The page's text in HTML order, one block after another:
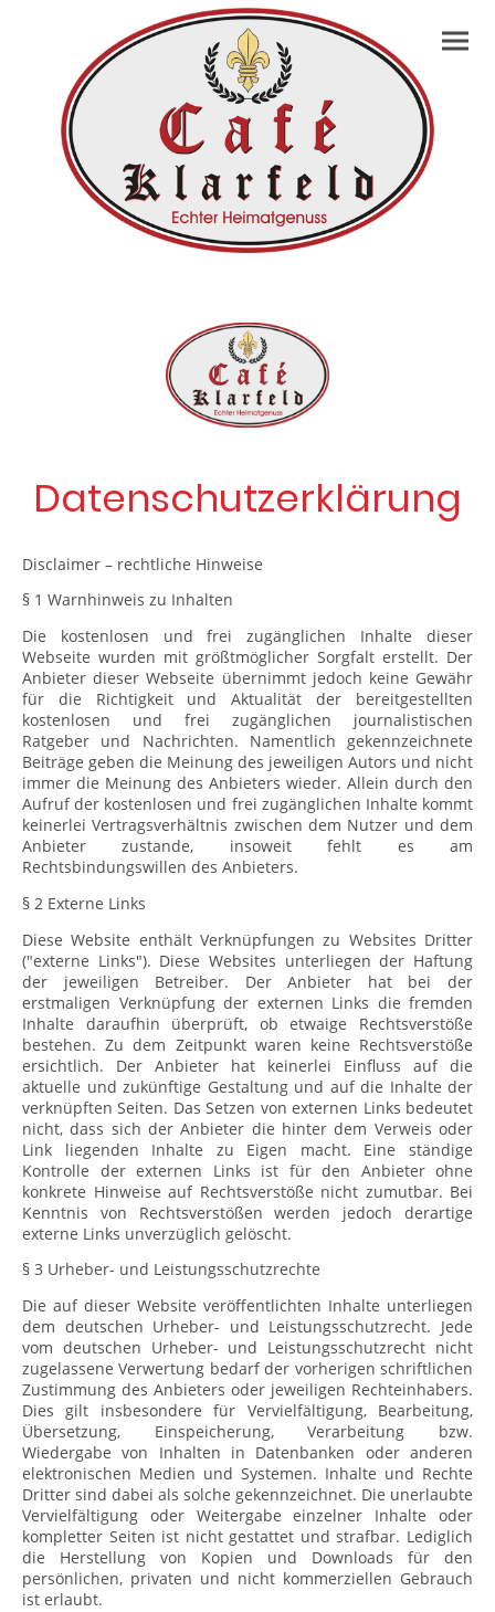
Datenschutzerklärung
Disclaimer – rechtliche Hinweise
§ 1 Warnhinweis zu Inhalten
Die kostenlosen und frei zugänglichen Inhalte dieser
Webseite wurden mit größtmöglicher Sorgfalt erstellt. Der
Anbieter dieser Webseite übernimmt jedoch keine Gewähr
für die Richtigkeit und Aktualität der bereitgestellten
kostenlosen und frei zugänglichen journalistischen
Ratgeber und Nachrichten. Namentlich gekennzeichnete
Beiträge geben die Meinung des jeweiligen Autors und nicht
immer die Meinung des Anbieters wieder. Allein durch den
Aufruf der kostenlosen und frei zugänglichen Inhalte kommt
keinerlei Vertragsverhältnis zwischen dem Nutzer und dem
Anbieter zustande, insoweit fehlt es am
Rechtsbindungswillen des Anbieters.
§ 2 Externe Links
Diese Website enthält Verknüpfungen zu Websites Dritter
("externe Links"). Diese Websites unterliegen der Haftung
der jeweiligen Betreiber. Der Anbieter hat bei der
erstmaligen Verknüpfung der externen Links die fremden
Inhalte daraufhin überprüft, ob etwaige Rechtsverstöße
bestehen. Zu dem Zeitpunkt waren keine Rechtsverstöße
ersichtlich. Der Anbieter hat keinerlei Einfluss auf die
aktuelle und zukünftige Gestaltung und auf die Inhalte der
verknüpften Seiten. Das Setzen von externen Links bedeutet
nicht, dass sich der Anbieter die hinter dem Verweis oder
Link liegenden Inhalte zu Eigen macht. Eine ständige
Kontrolle der externen Links ist für den Anbieter ohne
konkrete Hinweise auf Rechtsverstöße nicht zumutbar. Bei
Kenntnis von Rechtsverstößen werden jedoch derartige
externe Links unverzüglich gelöscht.
§ 3 Urheber- und Leistungsschutzrechte
Die auf dieser Website veröffentlichten Inhalte unterliegen
dem deutschen Urheber- und Leistungsschutzrecht. Jede
vom deutschen Urheber- und Leistungsschutzrecht nicht
zugelassene Verwertung bedarf der vorherigen schriftlichen
Zustimmung des Anbieters oder jeweiligen Rechteinhabers.
Dies gilt insbesondere für Vervielfältigung, Bearbeitung,
Übersetzung, Einspeicherung, Verarbeitung bzw.
Wiedergabe von Inhalten in Datenbanken oder anderen
elektronischen Medien und Systemen. Inhalte und Rechte
Dritter sind dabei als solche gekennzeichnet. Die unerlaubte
Vervielfältigung oder Weitergabe einzelner Inhalte oder
kompletter Seiten ist nicht gestattet und strafbar. Lediglich
die Herstellung von Kopien und Downloads für den
persönlichen, privaten und nicht kommerziellen Gebrauch
ist erlaubt.